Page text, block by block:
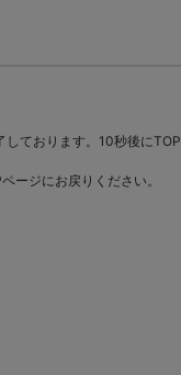
しております。10秒後にTOP
ージにお戻りください。